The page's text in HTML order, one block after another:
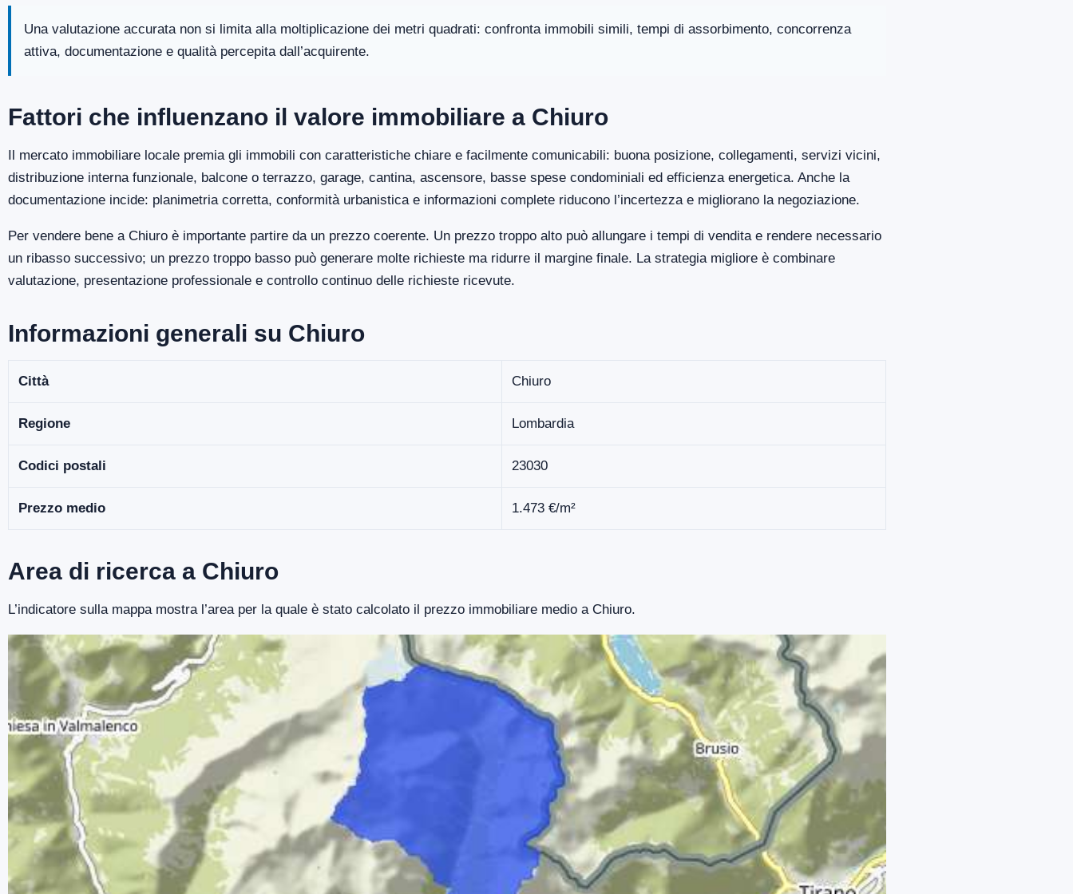
Una valutazione accurata non si limita alla moltiplicazione dei metri quadrati: confronta immobili simili, tempi di assorbimento, concorrenza
attiva, documentazione e qualità percepita dall’acquirente.
Fattori che influenzano il valore immobiliare a Chiuro
Il mercato immobiliare locale premia gli immobili con caratteristiche chiare e facilmente comunicabili: buona posizione, collegamenti, servizi vicini,
distribuzione interna funzionale, balcone o terrazzo, garage, cantina, ascensore, basse spese condominiali ed efficienza energetica. Anche la
documentazione incide: planimetria corretta, conformità urbanistica e informazioni complete riducono l’incertezza e migliorano la negoziazione.
Per vendere bene a Chiuro è importante partire da un prezzo coerente. Un prezzo troppo alto può allungare i tempi di vendita e rendere necessario
un ribasso successivo; un prezzo troppo basso può generare molte richieste ma ridurre il margine finale. La strategia migliore è combinare
valutazione, presentazione professionale e controllo continuo delle richieste ricevute.
Informazioni generali su Chiuro
Città Chiuro
Regione Lombardia
Codici postali 23030
Prezzo medio 1.473 €/m²
Area di ricerca a Chiuro
L’indicatore sulla mappa mostra l’area per la quale è stato calcolato il prezzo immobiliare medio a Chiuro.